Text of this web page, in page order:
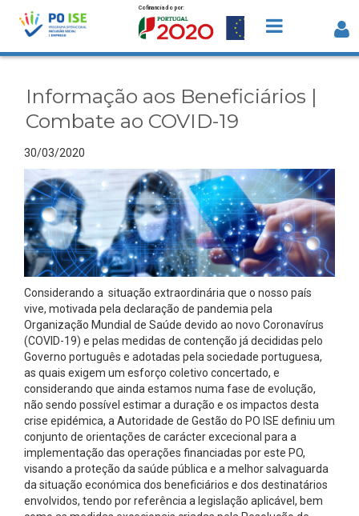
Saltar para o conteúdo
ao COVID-19 - Detalhe da Notícia
Cofinanciado por:
Informação aos Beneficiários |
Combate ao COVID-19
30/03/2020
Considerando a situação extraordinária que o nosso país
vive, motivada pela declaração de pandemia pela
Organização Mundial de Saúde devido ao novo Coronavírus
(COVID-19) e pelas medidas de contenção já decididas pelo
Governo português e adotadas pela sociedade portuguesa,
as quais exigem um esforço coletivo concertado, e
considerando que ainda estamos numa fase de evolução,
não sendo possível estimar a duração e os impactos desta
crise epidémica, a Autoridade de Gestão do PO ISE definiu um
conjunto de orientações de carácter excecional para a
implementação das operações financiadas por este PO,
visando a proteção da saúde pública e a melhor salvaguarda
da situação económica dos beneficiários e dos destinatários
envolvidos, tendo por referência a legislação aplicável, bem